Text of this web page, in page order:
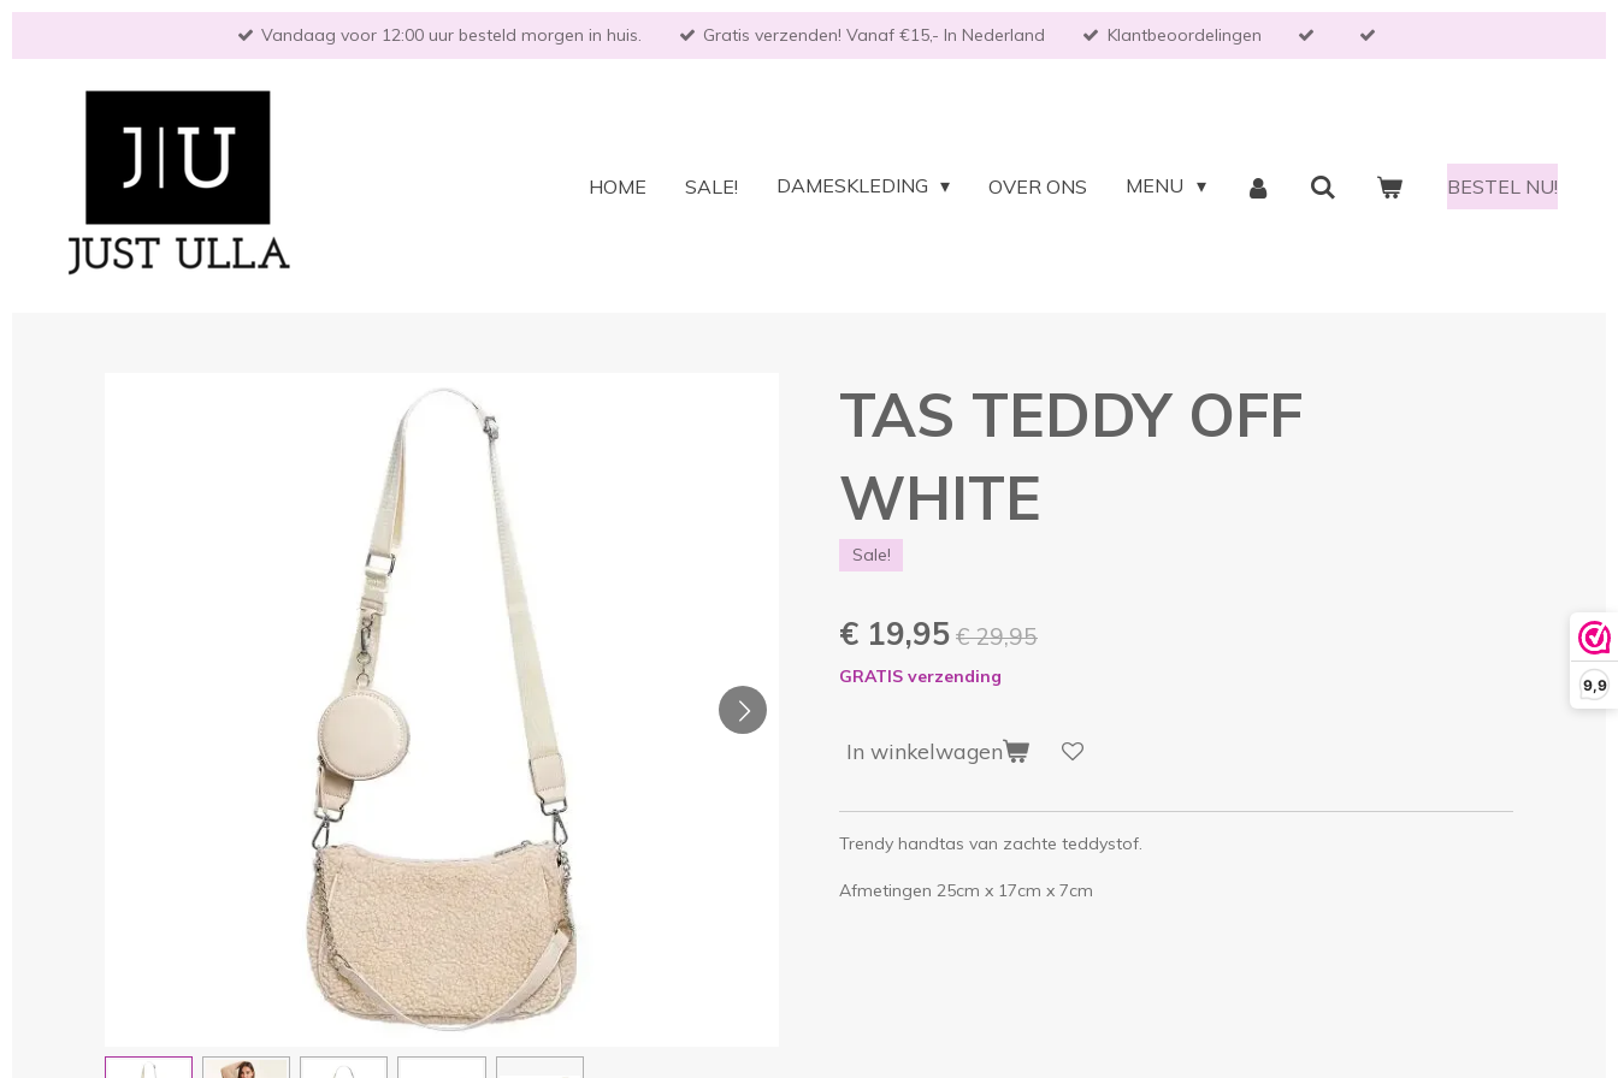
9,9
direct
Vandaag voor 12:00 uur besteld morgen in huis. Gratis verzenden! Vanaf €15,- In Nederland Klantbeoordelingen
HOME SALE! DAMESKLEDING OVER ONS MENU BESTEL NU!
TAS TEDDY OFF
WHITE
Sale!
€ 19,95 € 29,95
GRATIS verzending
In winkelwagen
Trendy handtas van zachte teddystof.
Afmetingen 25cm x 17cm x 7cm